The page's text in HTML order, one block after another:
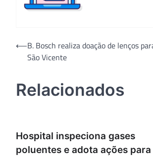
Navegação
⟵B. Bosch realiza doação de lenços
São Vicente
Relacionados
Hospital inspeciona gases
poluentes e adota ações para